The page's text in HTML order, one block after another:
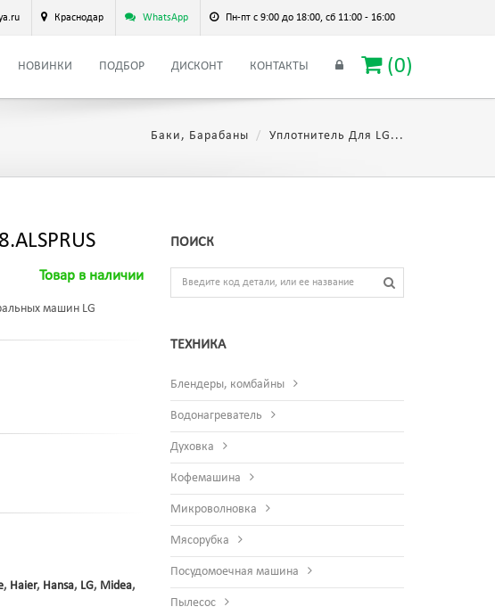
Краснодар WhatsApp Пн-пт с 9:00 до 18:00, сб 11:00 - 16:00
НОВИНКИ ПОДБОР ДИСКОНТ КОНТАКТЫ (0)
Баки, Барабаны Уплотнитель Для LG...
Товар в наличии
машин LG
, Haier, Hansa, LG, Midea,
ПОИСК
ТЕХНИКА
Блендеры, комбайны
Водонагреватель
Духовка
Кофемашина
Микроволновка
Мясорубка
Посудомоечная машина
Пылесос